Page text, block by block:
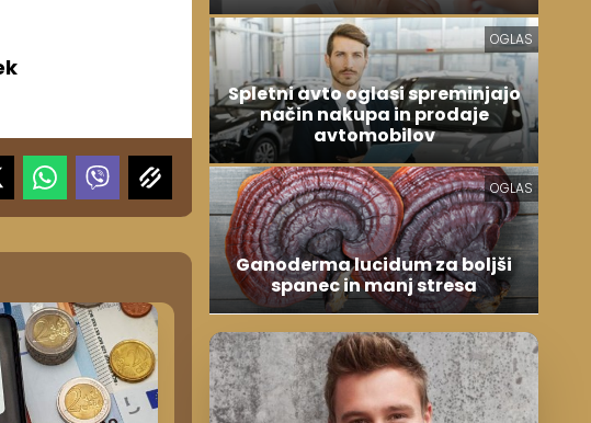
OGLAS
Spletni avto oglasi spreminjajo
način nakupa in prodaje
avtomobilov
OGLAS
Ganoderma lucidum za boljši
spanec in manj stresa